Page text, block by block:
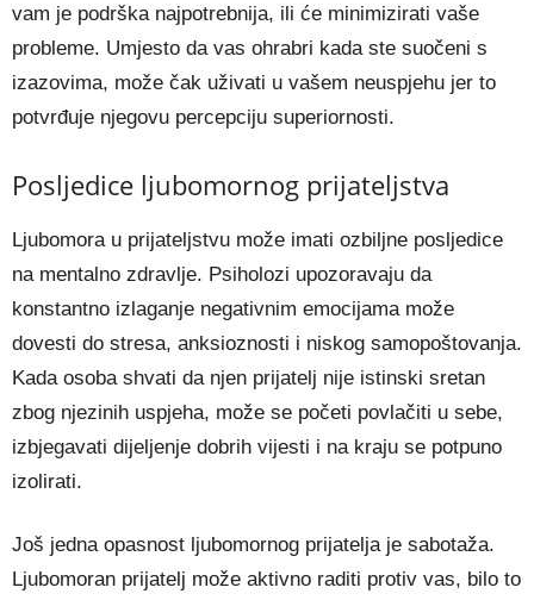
vam je podrška najpotrebnija, ili će minimizirati vaše
probleme. Umjesto da vas ohrabri kada ste suočeni s
izazovima, može čak uživati u vašem neuspjehu jer to
potvrđuje njegovu percepciju superiornosti.
Posljedice ljubomornog prijateljstva
Ljubomora u prijateljstvu može imati ozbiljne posljedice
na mentalno zdravlje. Psiholozi upozoravaju da
konstantno izlaganje negativnim emocijama može
dovesti do stresa, anksioznosti i niskog samopoštovanja.
Kada osoba shvati da njen prijatelj nije istinski sretan
zbog njezinih uspjeha, može se početi povlačiti u sebe,
izbjegavati dijeljenje dobrih vijesti i na kraju se potpuno
izolirati.
Još jedna opasnost ljubomornog prijatelja je sabotaža.
Ljubomoran prijatelj može aktivno raditi protiv vas, bilo to